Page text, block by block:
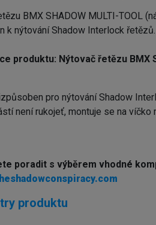
BMX SHADOW MULTI-TOOL
k nýtování Shadow Interlock
produktu: Nýtovač řetězu BMX
pro nýtování Shadow
není rukojeť, montuje se na víčko
poradit s výběrem vhodné
produktu